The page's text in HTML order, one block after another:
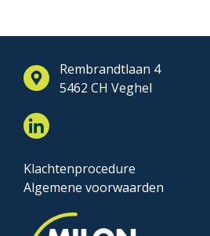
Rembrandtlaan 4
5462 CH Veghel
Klachtenprocedure
Algemene voorwaarden